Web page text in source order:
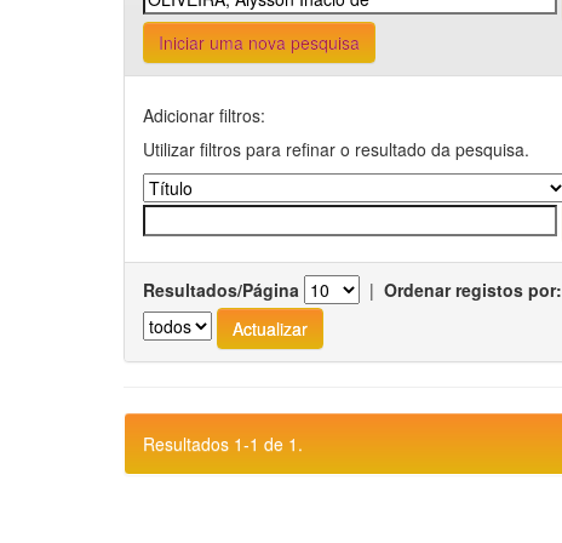
Iniciar uma nova pesquisa
Adicionar filtros:
Utilizar filtros para refinar o resultado da pesquisa.
Resultados/Página | Ordenar registos por:
Resultados 1-1 de 1.